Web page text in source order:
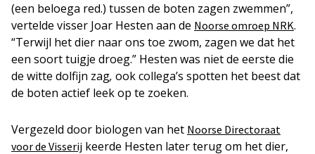
(een beloega red.) tussen de boten zagen zwemmen”,
vertelde visser Joar Hesten aan de Noorse omroep NRK.
“Terwijl het dier naar ons toe zwom, zagen we dat het
een soort tuigje droeg.” Hesten was niet de eerste die
de witte dolfijn zag, ook collega’s spotten het beest dat
de boten actief leek op te zoeken.
Vergezeld door biologen van het Noorse Directoraat
voor de Visserij keerde Hesten later terug om het dier,